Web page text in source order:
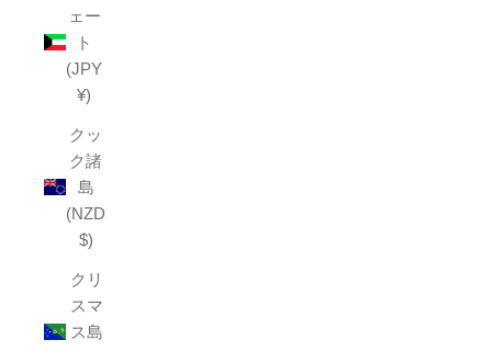
ェー
ト
(JPY
¥)
クッ
ク諸
島
(NZD
$)
クリ
スマ
ス島